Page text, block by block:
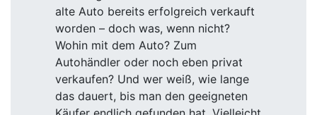
alte Auto bereits erfolgreich verkauft
worden – doch was, wenn nicht?
Wohin mit dem Auto? Zum
Autohändler oder noch eben privat
verkaufen? Und wer weiß, wie lange
das dauert, bis man den geeigneten